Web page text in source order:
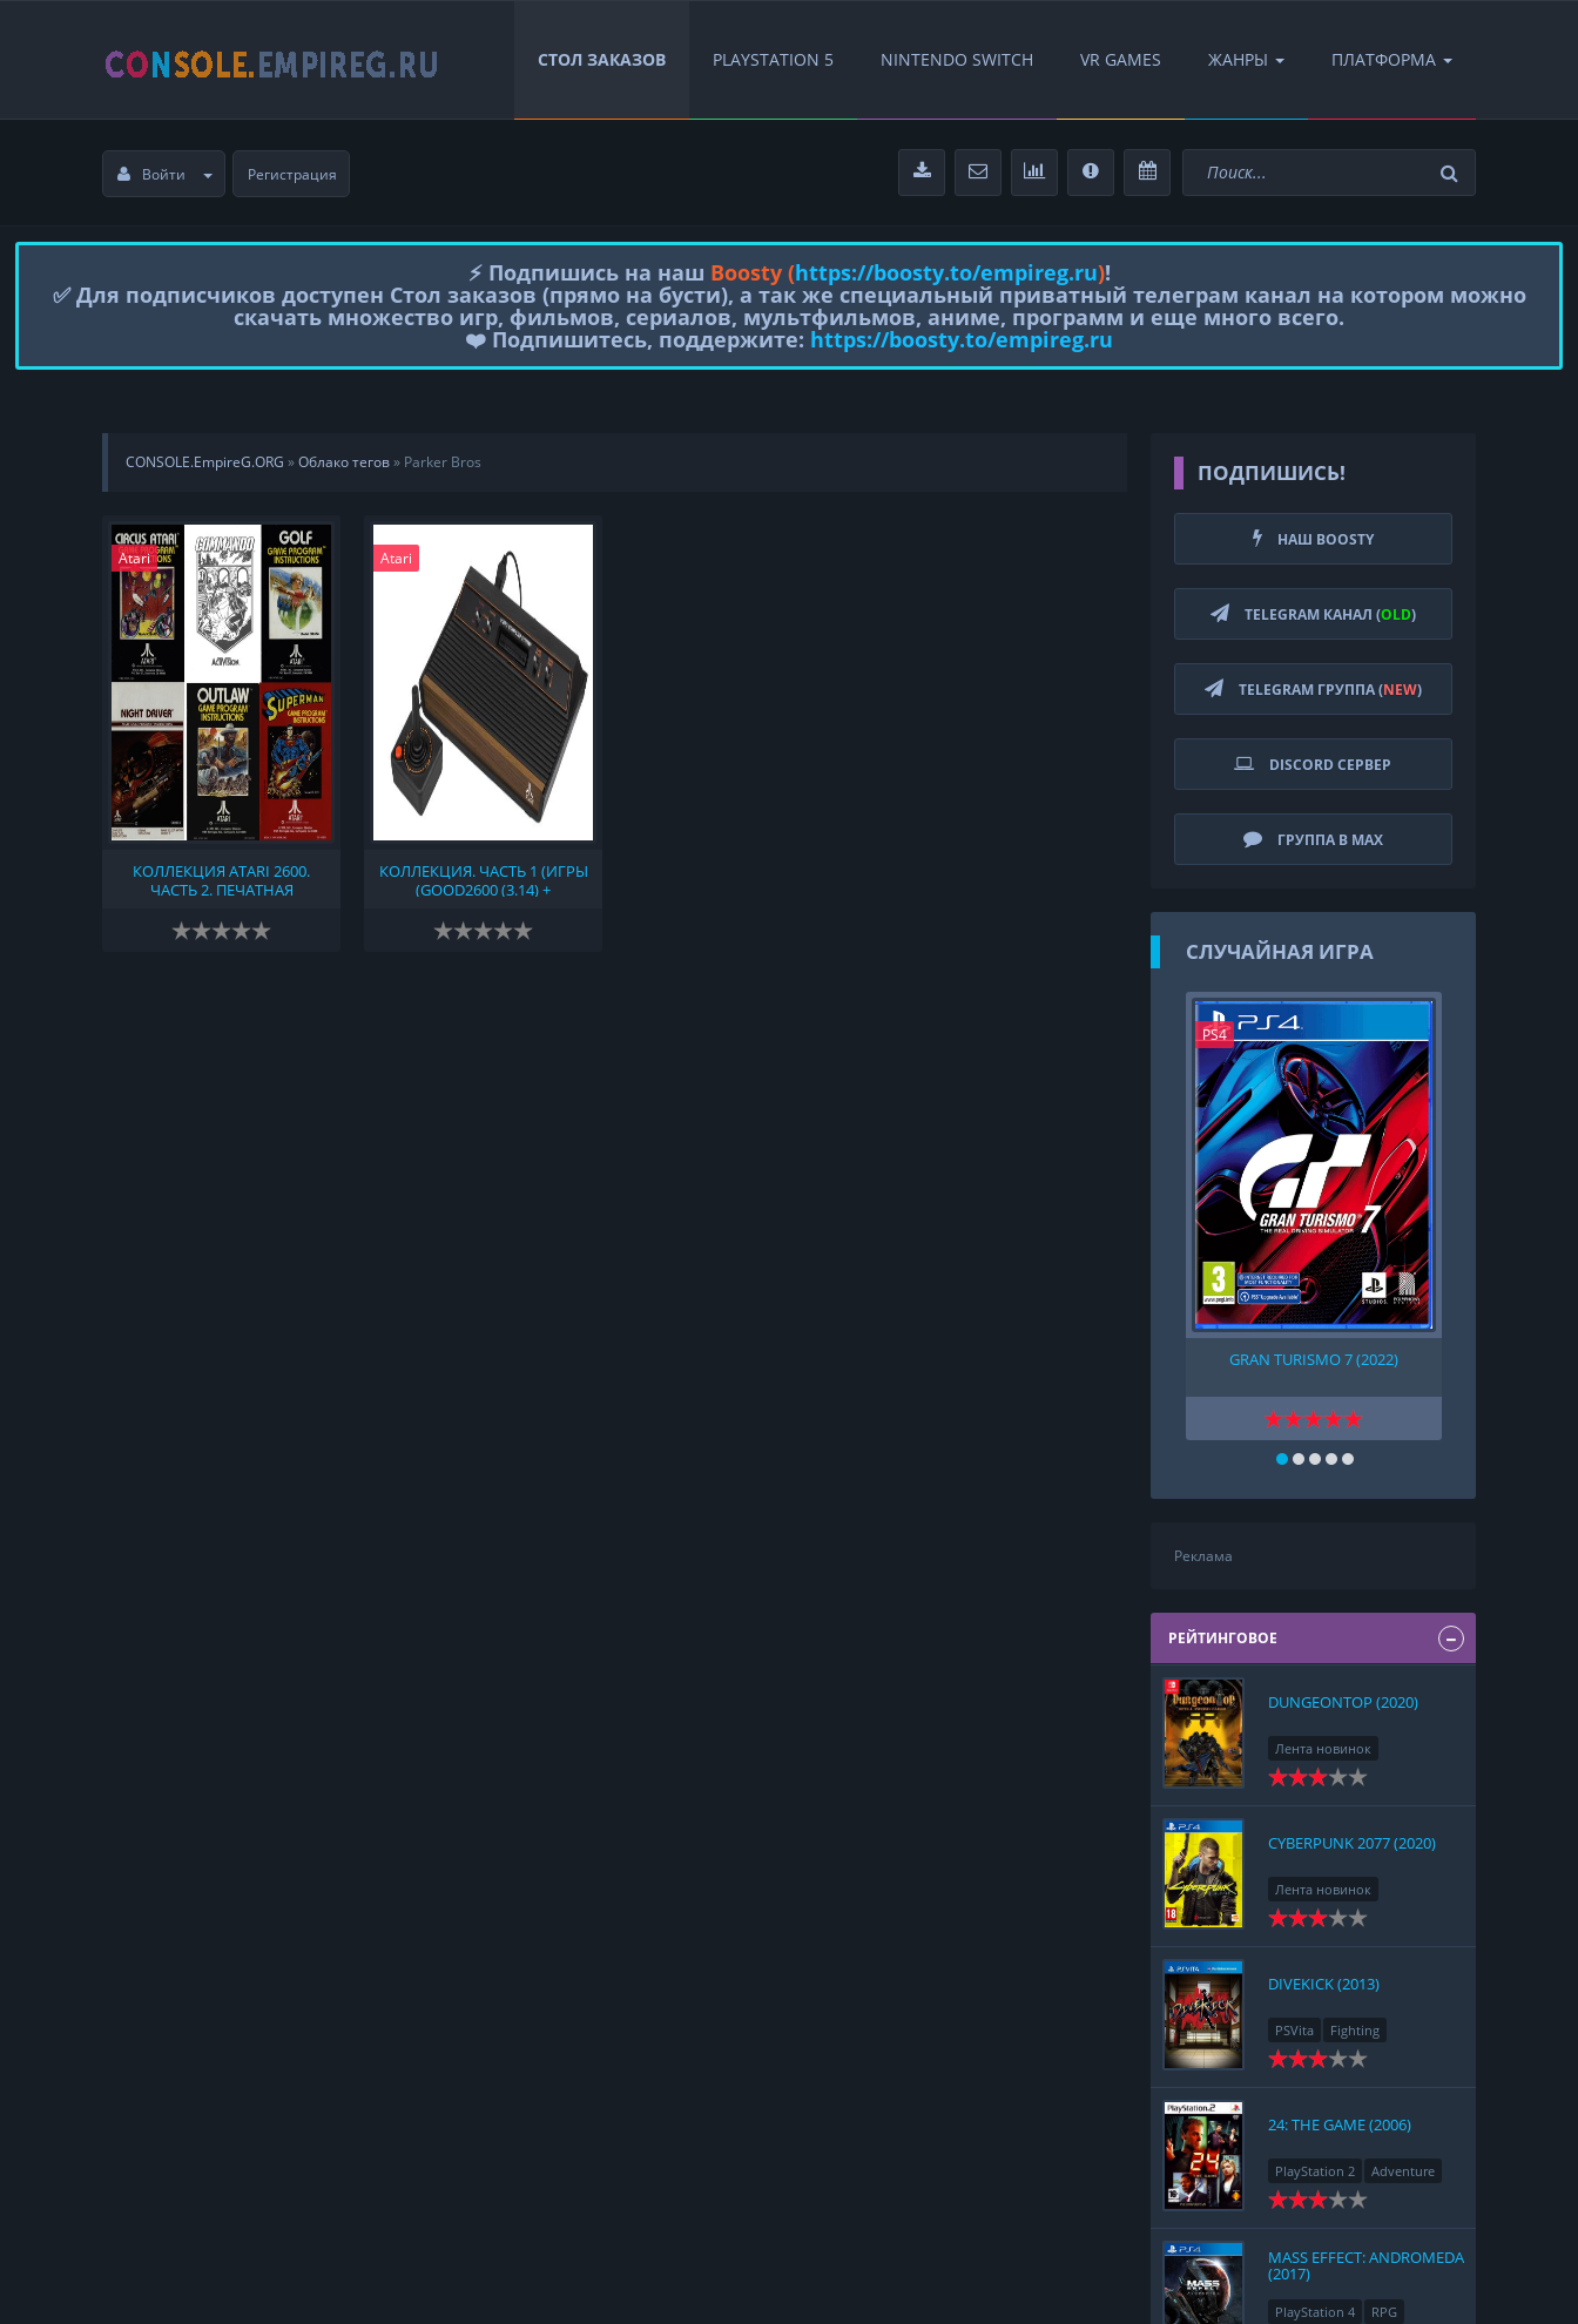
СТОЛ ЗАКАЗОВ PLAYSTATION 5 NINTENDO SWITCH VR GAMES ЖАНРЫ ПЛАТФОРМА
Войти Регистрация
⚡️ Подпишись на наш Boosty (https://boosty.to/empireg.ru)!
✅ Для подписчиков доступен Стол заказов (прямо на бусти), а так же специальный приватный телеграм канал на котором можно
скачать множество игр, фильмов, сериалов, мультфильмов, аниме, программ и еще много всего.
❤️ Подпишитесь, поддержите: https://boosty.to/empireg.ru
CONSOLE.EmpireG.ORG »Облако тегов» Parker Bros
Atari
КОЛЛЕКЦИЯ ATARI 2600.
ЧАСТЬ 2. ПЕЧАТНАЯ
ПРИСТАВКОЙ АТАРИ 2600
(1977)
Atari
КОЛЛЕКЦИЯ. ЧАСТЬ 1 (ИГРЫ
(GOOD2600 (3.14) +
NO-INTRO (2023-08-05) +
TOSEC (V2023-06-19) + 2600
ПОДПИШИСЬ!
НАШ BOOSTY
TELEGRAM КАНАЛ (OLD)
TELEGRAM ГРУППА (NEW)
DISCORD СЕРВЕР
ГРУППА В MAX
СЛУЧАЙНАЯ ИГРА
PS4
GRAN TURISMO 7 (2022)
Реклама
РЕЙТИНГОВОЕ
DUNGEONTOP (2020)
Лента новинок
Nintendo Switch
CYBERPUNK 2077 (2020)
Лента новинок
PlayStation 4
DIVEKICK (2013)
PSVita Fighting
24: THE GAME (2006)
PlayStation 2 Adventure
MASS EFFECT: ANDROMEDA
(2017)
PlayStation 4 RPG